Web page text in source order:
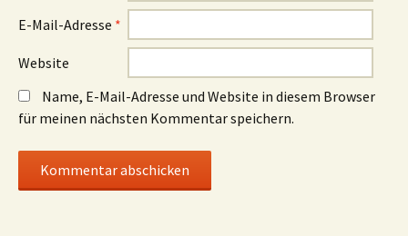
E-Mail-Adresse *
Website
Name, E-Mail-Adresse und Website in diesem Browser
für meinen nächsten Kommentar speichern.